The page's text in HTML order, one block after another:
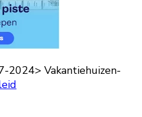
2024> Vakantiehuizen-